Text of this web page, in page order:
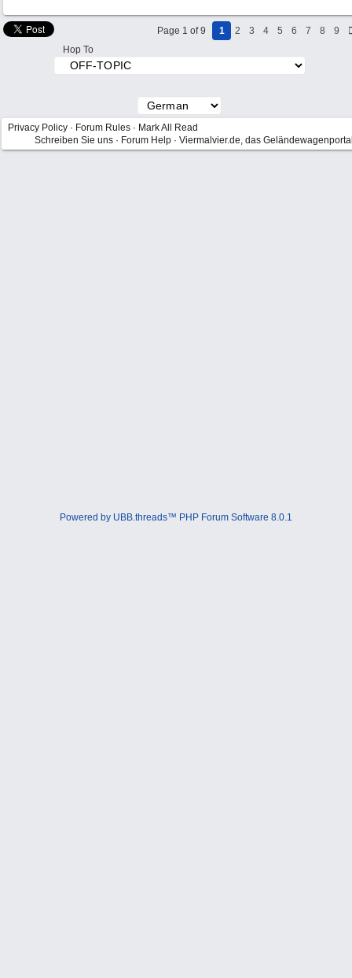
Page 1 of 9 1 2 3 4 5 6 7 8
9
Hop To
Privacy Policy · Forum Rules · Mark All Read
Schreiben Sie uns · Forum Help · Viermalvier.de, das
Powered by UBB.threads™ PHP Forum Software 8.0.1